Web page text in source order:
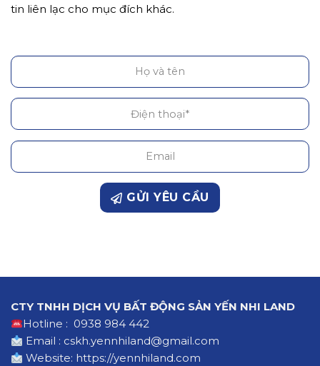
tin liên lạc cho mục đích khác.
GỬI YÊU CẦU
CTY TNHH DỊCH VỤ BẤT ĐỘNG SẢN YẾN NHI LAND
Hotline : 0938 984 442
Email : cskh.yennhiland@gmail.com
Website: https://yennhiland.com